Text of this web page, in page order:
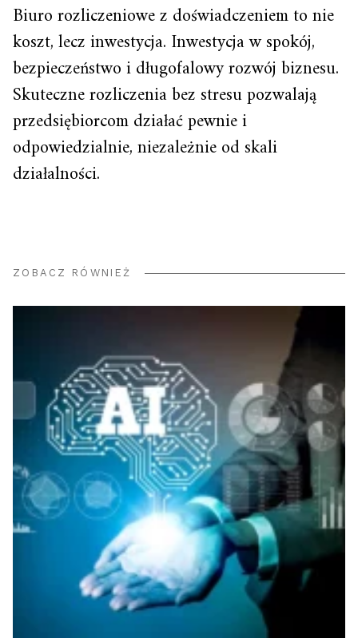
Biuro rozliczeniowe z doświadczeniem to nie
koszt, lecz inwestycja. Inwestycja w spokój,
bezpieczeństwo i długofalowy rozwój biznesu.
Skuteczne rozliczenia bez stresu pozwalają
przedsiębiorcom działać pewnie i
odpowiedzialnie, niezależnie od skali
działalności.
ZOBACZ RÓWNIEŻ